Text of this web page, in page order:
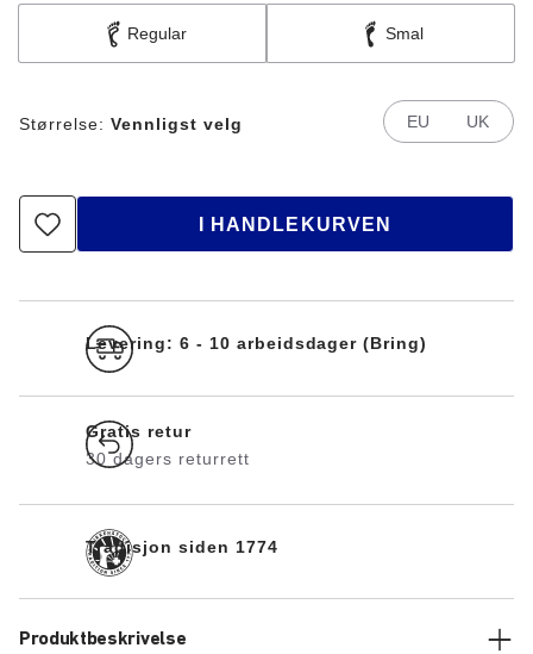
Regular Smal
Størrelse: Vennligst velg EU UK
I HANDLEKURVEN
Levering: 6 - 10 arbeidsdager (Bring)
Gratis retur
30 dagers returrett
Tradisjon siden 1774
Produktbeskrivelse